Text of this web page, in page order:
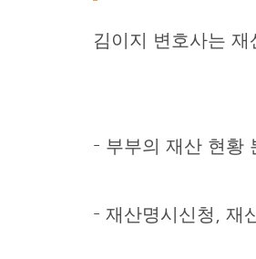
김이지 변호사는
– 부부의 재산 현황
– 재산명시신청, 재